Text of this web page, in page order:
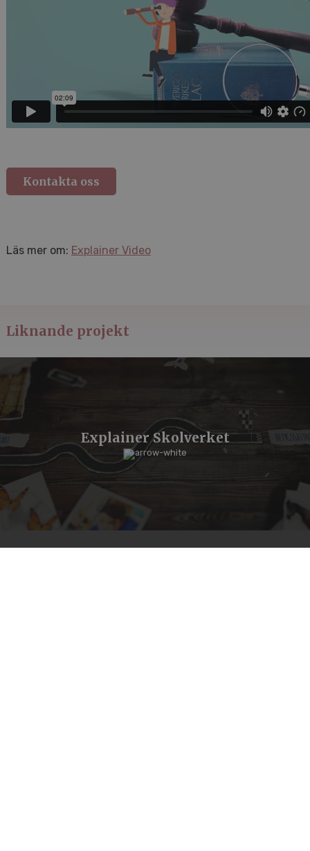
Kontakta oss
Läs mer om: Explainer Video
Liknande projekt
Explainer Skolverket